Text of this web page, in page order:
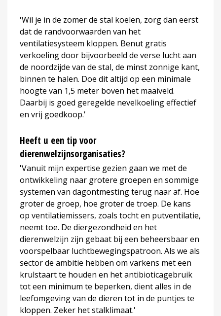
'Wil je in de zomer de stal koelen, zorg dan eerst
dat de randvoorwaarden van het
ventilatiesysteem kloppen. Benut gratis
verkoeling door bijvoorbeeld de verse lucht aan
de noordzijde van de stal, de minst zonnige kant,
binnen te halen. Doe dit altijd op een minimale
hoogte van 1,5 meter boven het maaiveld.
Daarbij is goed geregelde nevelkoeling effectief
en vrij goedkoop.'
Heeft u een tip voor
dierenwelzijnsorganisaties?
'Vanuit mijn expertise gezien gaan we met de
ontwikkeling naar grotere groepen en sommige
systemen van dagontmesting terug naar af. Hoe
groter de groep, hoe groter de troep. De kans
op ventilatiemissers, zoals tocht en putventilatie,
neemt toe. De diergezondheid en het
dierenwelzijn zijn gebaat bij een beheersbaar en
voorspelbaar luchtbewegingspatroon. Als we als
sector de ambitie hebben om varkens met een
krulstaart te houden en het antibioticagebruik
tot een minimum te beperken, dient alles in de
leefomgeving van de dieren tot in de puntjes te
kloppen. Zeker het stalklimaat.'